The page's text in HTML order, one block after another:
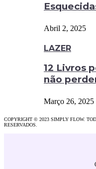
Abril 2, 2025
LAZER
12 Livros
não
Março 26, 2025
COPYRIGHT © 2023 SIMPLY FLOW.
RESERVADOS.